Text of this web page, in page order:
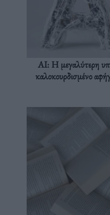
AI: Η μεγαλύτερη
καλοκουρδισμένο